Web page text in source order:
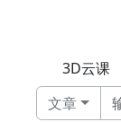
3D云课
文章